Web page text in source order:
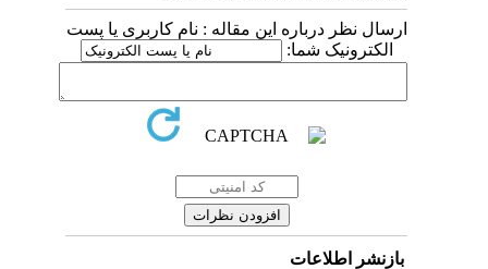
ارسال نظر درباره این مقاله : نام کاربری یا پست
الکترونیک شما:
بازنشر اطلاعات